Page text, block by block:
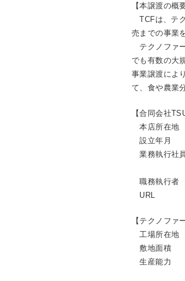
【本譲渡の概
TCFは、テ
売までの事業
テクノファ
でも有数の大
事業譲渡によ
て、食や農業
【合同会社
本店所在地
設立年月
業務執行社
※事業譲
職務執行
【テクノファ
工場所在地
敷地面積
生産能力